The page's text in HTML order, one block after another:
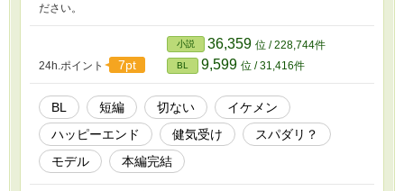
ださい。
24h.ポイント 7pt
小説 36,359 位 / 228,744件
BL 9,599 位 / 31,416件
BL 短編 切ない
イケメン
ハッピーエンド
健気受け
スパダリ？
モデル
本編完結